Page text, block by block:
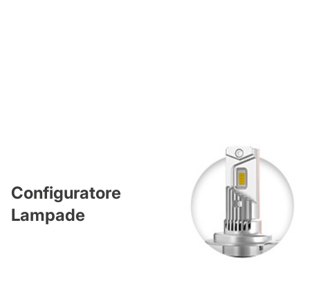
Configuratore
Lampade